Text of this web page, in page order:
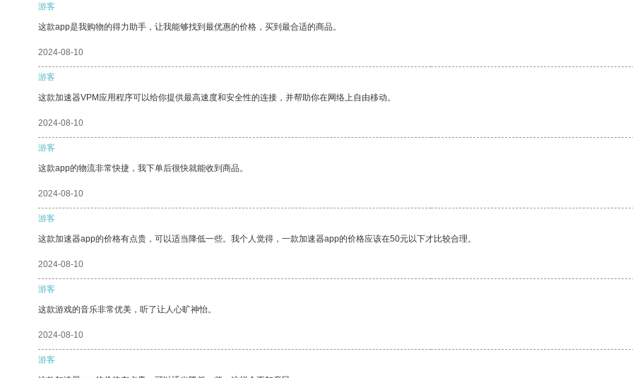
游客
这款app是我购物的得力助手，让我能够找到最优惠的价格，买到最合适的商品。
2024-08-10
游客
这款加速器VPM应用程序可以给你提供最高速度和安全性的连接，并帮助你在网络上自由移动。
2024-08-10
游客
这款app的物流非常快捷，我下单后很快就能收到商品。
2024-08-10
游客
这款加速器app的价格有点贵，可以适当降低一些。我个人觉得，一款加速器app的价格应该在50元以下才比较合理。
2024-08-10
游客
这款游戏的音乐非常优美，听了让人心旷神怡。
2024-08-10
游客